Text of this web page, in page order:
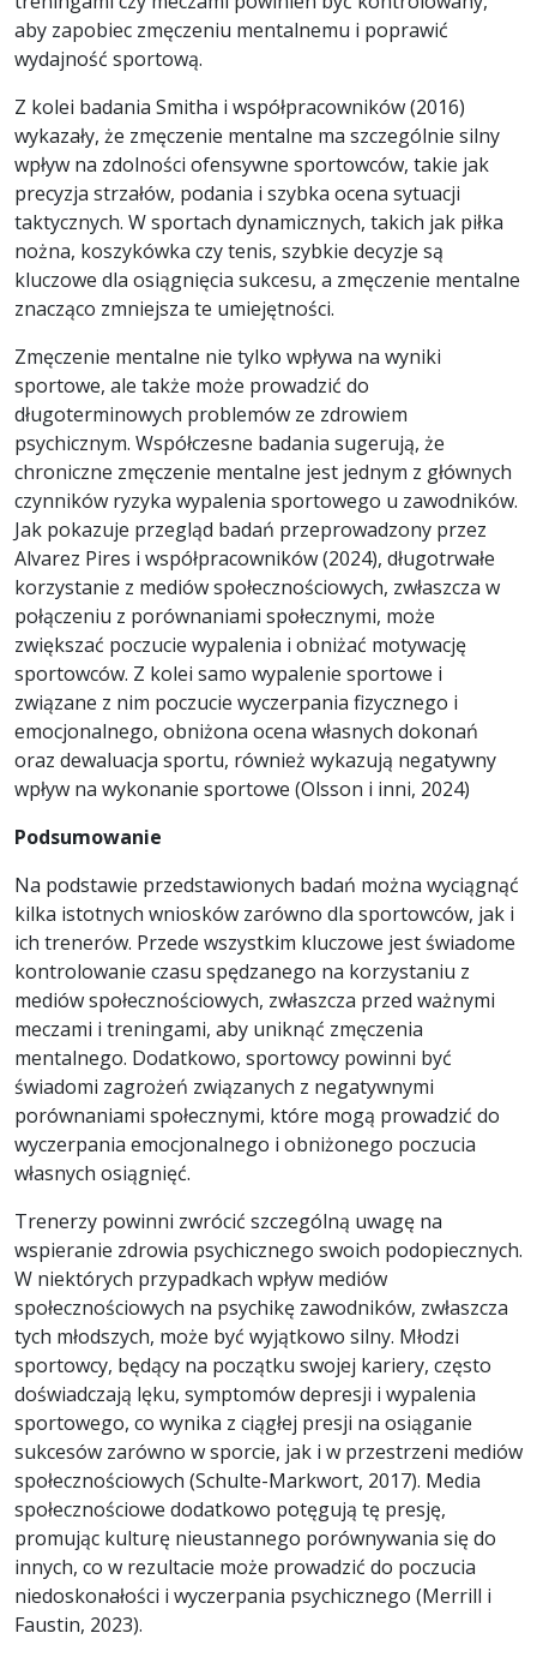
aby zapobiec zmęczeniu mentalnemu i poprawić
wydajność sportową.
Z kolei badania Smitha i współpracowników (2016)
wykazały, że zmęczenie mentalne ma szczególnie silny
wpływ na zdolności ofensywne sportowców, takie jak
precyzja strzałów, podania i szybka ocena sytuacji
taktycznych. W sportach dynamicznych, takich jak piłka
nożna, koszykówka czy tenis, szybkie decyzje są
kluczowe dla osiągnięcia sukcesu, a zmęczenie mentalne
znacząco zmniejsza te umiejętności.
Zmęczenie mentalne nie tylko wpływa na wyniki
sportowe, ale także może prowadzić do
długoterminowych problemów ze zdrowiem
psychicznym. Współczesne badania sugerują, że
chroniczne zmęczenie mentalne jest jednym z głównych
czynników ryzyka wypalenia sportowego u zawodników.
Jak pokazuje przegląd badań przeprowadzony przez
Alvarez Pires i współpracowników (2024), długotrwałe
korzystanie z mediów społecznościowych, zwłaszcza w
połączeniu z porównaniami społecznymi, może
zwiększać poczucie wypalenia i obniżać motywację
sportowców. Z kolei samo wypalenie sportowe i
związane z nim poczucie wyczerpania fizycznego i
emocjonalnego, obniżona ocena własnych dokonań
oraz dewaluacja sportu, również wykazują negatywny
wpływ na wykonanie sportowe (Olsson i inni, 2024)
Podsumowanie
Na podstawie przedstawionych badań można wyciągnąć
kilka istotnych wniosków zarówno dla sportowców, jak i
ich trenerów. Przede wszystkim kluczowe jest świadome
kontrolowanie czasu spędzanego na korzystaniu z
mediów społecznościowych, zwłaszcza przed ważnymi
meczami i treningami, aby uniknąć zmęczenia
mentalnego. Dodatkowo, sportowcy powinni być
świadomi zagrożeń związanych z negatywnymi
porównaniami społecznymi, które mogą prowadzić do
wyczerpania emocjonalnego i obniżonego poczucia
własnych osiągnięć.
Trenerzy powinni zwrócić szczególną uwagę na
wspieranie zdrowia psychicznego swoich podopiecznych.
W niektórych przypadkach wpływ mediów
społecznościowych na psychikę zawodników, zwłaszcza
tych młodszych, może być wyjątkowo silny. Młodzi
sportowcy, będący na początku swojej kariery, często
doświadczają lęku, symptomów depresji i wypalenia
sportowego, co wynika z ciągłej presji na osiąganie
sukcesów zarówno w sporcie, jak i w przestrzeni mediów
społecznościowych (Schulte-Markwort, 2017). Media
społecznościowe dodatkowo potęgują tę presję,
promując kulturę nieustannego porównywania się do
innych, co w rezultacie może prowadzić do poczucia
niedoskonałości i wyczerpania psychicznego (Merrill i
Faustin, 2023).